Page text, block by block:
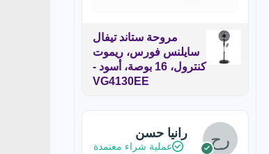
مروحة ستاند تيفال
سايلنس فورس، ريموت
كنترول، 16 بوصة، أسود -
VG4130EE
رانيا حسن
عملية شراء معتمدة